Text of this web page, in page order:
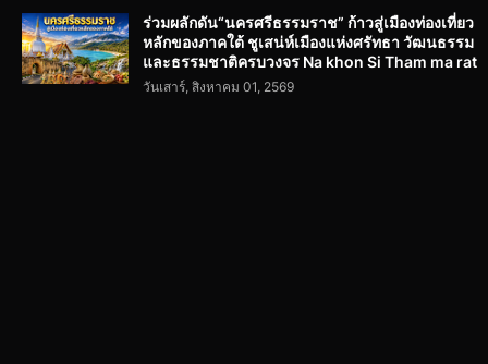
ร่วมผลักดัน“นครศรีธรรมราช” ก้าวสู่เมืองท่องเที่ยว
หลักของภาคใต้ ชูเสน่ห์เมืองแห่งศรัทธา วัฒนธรรม
และธรรมชาติครบวงจร Na khon Si Tham ma rat
วันเสาร์, สิงหาคม 01, 2569